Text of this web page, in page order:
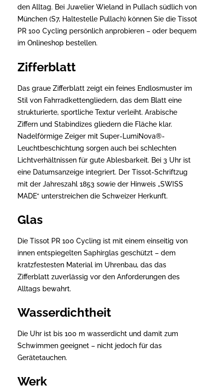
den Alltag. Bei Juwelier Wieland in Pullach südlich von
München (S7, Haltestelle Pullach) können Sie die Tissot
PR 100 Cycling persönlich anprobieren – oder bequem
im Onlineshop bestellen.
Zifferblatt
Das graue Zifferblatt zeigt ein feines Endlosmuster im
Stil von Fahrradkettengliedern, das dem Blatt eine
strukturierte, sportliche Textur verleiht. Arabische
Ziffern und Stabindizes gliedern die Fläche klar.
Nadelförmige Zeiger mit Super-LumiNova®-
Leuchtbeschichtung sorgen auch bei schlechten
Lichtverhältnissen für gute Ablesbarkeit. Bei 3 Uhr ist
eine Datumsanzeige integriert. Der Tissot-Schriftzug
mit der Jahreszahl 1853 sowie der Hinweis „SWISS
MADE“ unterstreichen die Schweizer Herkunft.
Glas
Die Tissot PR 100 Cycling ist mit einem einseitig von
innen entspiegelten Saphirglas geschützt – dem
kratzfestesten Material im Uhrenbau, das das
Zifferblatt zuverlässig vor den Anforderungen des
Alltags bewahrt.
Wasserdichtheit
Die Uhr ist bis 100 m wasserdicht und damit zum
Schwimmen geeignet – nicht jedoch für das
Gerätetauchen.
Werk